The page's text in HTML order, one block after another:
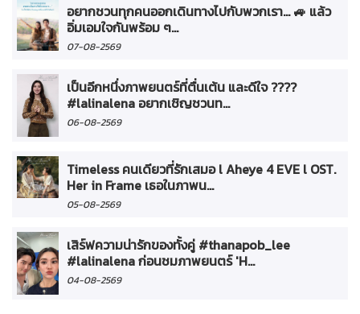
อยากชวนทุกคนออกเดินทางไปกับพวกเรา... 🚙 แล้ว
อิ่มเอมใจกันพร้อม ๆ...
07-08-2569
เป็นอีกหนึ่งภาพยนตร์ที่ตื่นเต้น และดีใจ ????
#lalinalena อยากเชิญชวนท...
06-08-2569
Timeless คนเดียวที่รักเสมอ l Aheye 4 EVE l OST.
Her in Frame เธอในภาพน...
05-08-2569
เสิร์ฟความน่ารักของทั้งคู่ #thanapob_lee
#lalinalena ก่อนชมภาพยนตร์ 'H...
04-08-2569